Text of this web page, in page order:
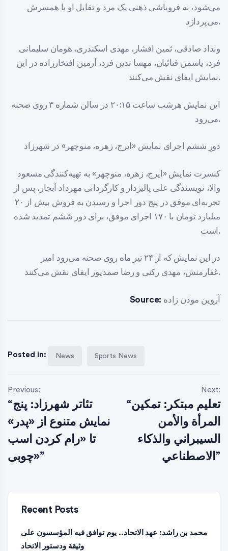
می‌شود، به فروپاشی ذهنی یک مرد و تقابل او با همسرش
می‌پردازد.
ونداد صادقی، ثمین افشار، مهدی اسکندری، هومان سلیمانی
فرد، یاسمن فنائیان، مهسا تدین فرد، آرمین افتخارزاده در این
نمایش ایفای نقش می‌کنند.
این نمایش هرشب ساعت ۲۰:۱۵ در سالن شماره ۳ روی صحنه
می‌رود.
دورِ ششم اجرای نمایش «ایرج، زهره، منوچهر» در شهرزاد
کنسرت نمایش «ایرج، زهره، منوچهر» به تهیه‌کنندگی مسعود
والا، نویسندگی علی پالیزدار و کارگردانی مهرداد آبجار، پس از
تجربه‌ای موفق در پنج دور اجرا و رسیدن به فروش بیش از ۲۰
میلیارد تومان با ۱۷۰ اجرای موفق، برای دور ششم تمدید شده
است.
در این نمایش که از ۲۴ تیر ماه روی صحنه می‌رود امیر
غفارمنش، مهدی رکنی و رضا صمدپور ایفای نقش می‌کنند.
Source: آروین موذن زاده
Posted in: News Sports News
Previous:
“تئاتر شهرزاد: پنج
نمایش متنوع از «پدر»
تا «رام کردن اسب
چوبی»”
Next:
“تعليم مبتكر: تمكين
المرأة والأمن
السيبراني والذكاء
الاصطناعي”
Recent Posts
محمد بن راشد: عهد الاتحاد.. يوم توافق فيه المؤسسون على
وثيقة ودستور الاتحاد